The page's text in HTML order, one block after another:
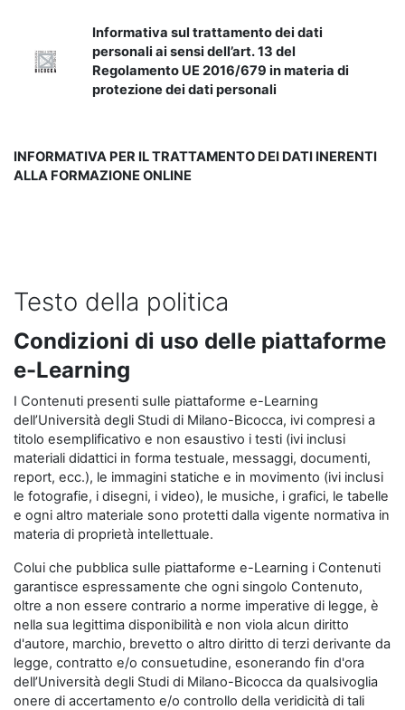
Informativa sul trattamento dei dati
personali ai sensi dell’art. 13 del
Regolamento UE 2016/679 in materia di
protezione dei dati personali
INFORMATIVA PER IL TRATTAMENTO DEI DATI INERENTI
ALLA FORMAZIONE ONLINE
Testo della politica
Condizioni di uso delle piattaforme
e-Learning
I Contenuti presenti sulle piattaforme e-Learning
dell’Università degli Studi di Milano-Bicocca, ivi compresi a
titolo esemplificativo e non esaustivo i testi (ivi inclusi
materiali didattici in forma testuale, messaggi, documenti,
report, ecc.), le immagini statiche e in movimento (ivi inclusi
le fotografie, i disegni, i video), le musiche, i grafici, le tabelle
e ogni altro materiale sono protetti dalla vigente normativa in
materia di proprietà intellettuale.
Colui che pubblica sulle piattaforme e-Learning i Contenuti
garantisce espressamente che ogni singolo Contenuto,
oltre a non essere contrario a norme imperative di legge, è
nella sua legittima disponibilità e non viola alcun diritto
d'autore, marchio, brevetto o altro diritto di terzi derivante da
legge, contratto e/o consuetudine, esonerando fin d'ora
dell’Università degli Studi di Milano-Bicocca da qualsivoglia
onere di accertamento e/o controllo della veridicità di tali